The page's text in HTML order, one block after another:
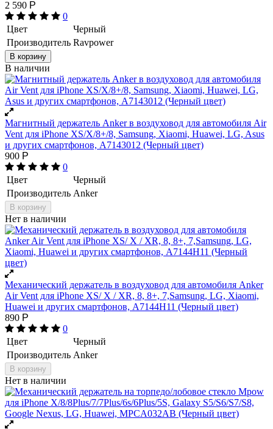
2 590 Р
0
Цвет
Черный
Производитель Ravpower
В корзину
В наличии
Магнитный держатель Anker в воздуховод для автомобиля Air
Vent для iPhone XS/X/8+/8, Samsung, Xiaomi, Huawei, LG, Asus
и других смартфонов, A7143012 (Черный цвет)
900 Р
0
Цвет
Черный
Производитель Anker
В корзину
Нет в наличии
Механический держатель в воздуховод для автомобиля Anker
Air Vent для iPhone XS/ X / XR, 8, 8+, 7,Samsung, LG, Xiaomi,
Huawei и других смартфонов, A7144H11 (Черный цвет)
890 Р
0
Цвет
Черный
Производитель Anker
В корзину
Нет в наличии